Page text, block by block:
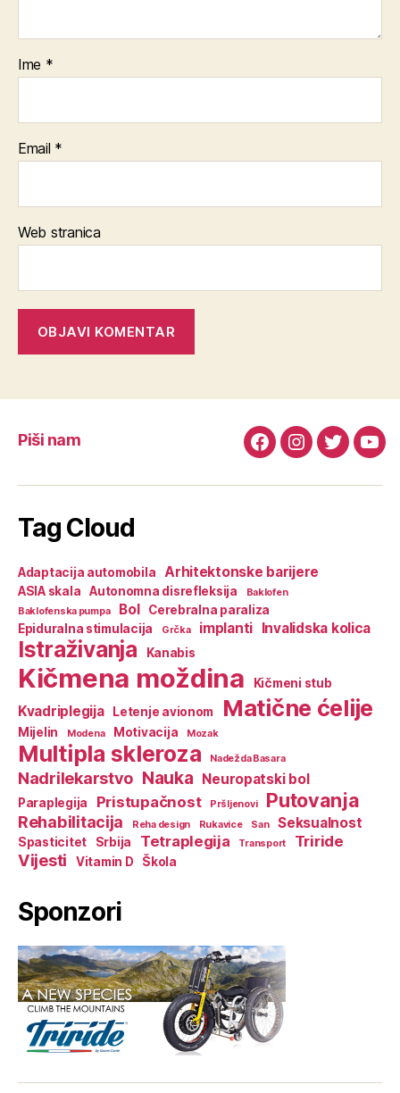
Ime *
Email *
Web stranica
Piši nam
FacebookInstagram
Twitter
Tag Cloud
Adaptacija automobila Arhitektonske barijere
ASIA skala Autonomna disrefleksija
Baklofen
Baklofenska pumpa
Bol
Cerebralna paraliza
Epiduralna stimulacija
Grčka implanti Invalidska kolica
Istraživanja Kanabis
Kičmena moždina Kičmeni stub
Kvadriplegija Letenje avionom Matične ćelije
Mijelin Modena Motivacija Mozak
Multipla skleroza Nadežda Basara
Nadrilekarstvo Nauka Neuropatski bol
Paraplegija Pristupačnost Pršljenovi Putovanja
Rehabilitacija Reha design Rukavice San Seksualnost
Spasticitet Srbija Tetraplegija Transport Triride
Vijesti Vitamin D Škola
Sponzori